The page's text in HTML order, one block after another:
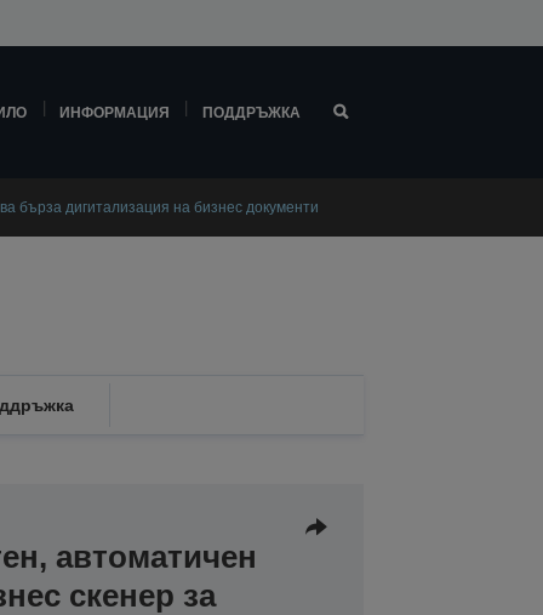
ИНФОРМАЦИЯ ПОДДРЪЖКА
бърза дигитализация на бизнес документи
автоматичен
скенер за